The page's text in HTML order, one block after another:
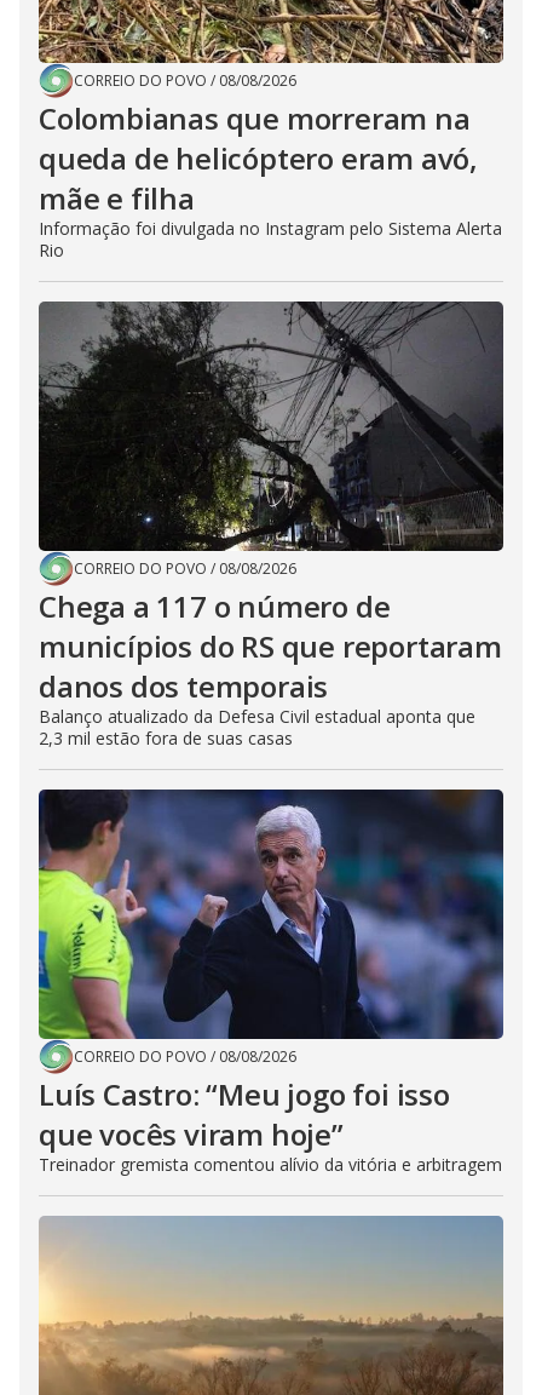
CORREIO DO POVO / 08/08/2026
Colombianas que morreram na
queda de helicóptero eram avó,
mãe e filha
Informação foi divulgada no Instagram pelo Sistema Alerta
Rio
CORREIO DO POVO / 08/08/2026
Chega a 117 o número de
municípios do RS que reportaram
danos dos temporais
Balanço atualizado da Defesa Civil estadual aponta que
2,3 mil estão fora de suas casas
CORREIO DO POVO / 08/08/2026
Luís Castro: “Meu jogo foi isso
que vocês viram hoje”
Treinador gremista comentou alívio da vitória e arbitragem